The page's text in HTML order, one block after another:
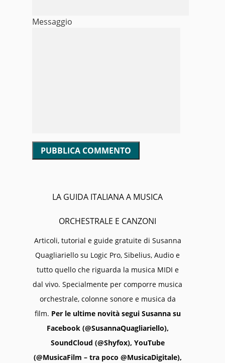
Messaggio
LA GUIDA ITALIANA A MUSICA
ORCHESTRALE E CANZONI
Articoli, tutorial e guide gratuite di Susanna
Quagliariello su Logic Pro, Sibelius, Audio e
tutto quello che riguarda la musica MIDI e
dal vivo. Specialmente per comporre musica
orchestrale, colonne sonore e musica da
film. Per le ultime novità segui Susanna su
Facebook (@SusannaQuagliariello),
SoundCloud (@Shyfox), YouTube
(@MusicaFilm – tra poco @MusicaDigitale),